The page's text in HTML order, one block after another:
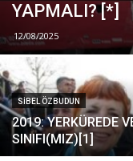
YAPMALI? [*]
12/08/2025
SIBEL ÖZBUDUN
2019: YERKÜREDE
SINIFI(MIZ)[1]